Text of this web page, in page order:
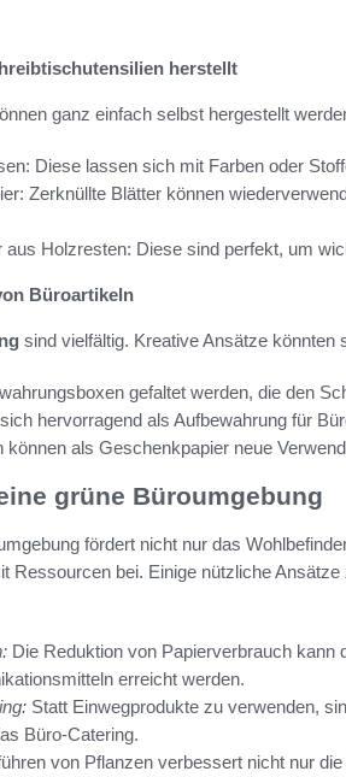
herstellt
ganz einfach selbst hergestellt
Diese lassen sich mit Farben oder
Zerknüllte Blätter können
Holzresten: Diese sind perfekt, um
Büroartikeln
sind vielfältig. Kreative Ansätze könnten
gefaltet werden, die den
hervorragend als Aufbewahrung für
können als Geschenkpapier neue
grüne Büroumgebung
fördert nicht nur das
Ressourcen bei. Einige nützliche
Die Reduktion von Papierverbrauch kann
erreicht werden.
Statt Einwegprodukte zu verwenden,
Büro-Catering.
von Pflanzen verbessert nicht nur